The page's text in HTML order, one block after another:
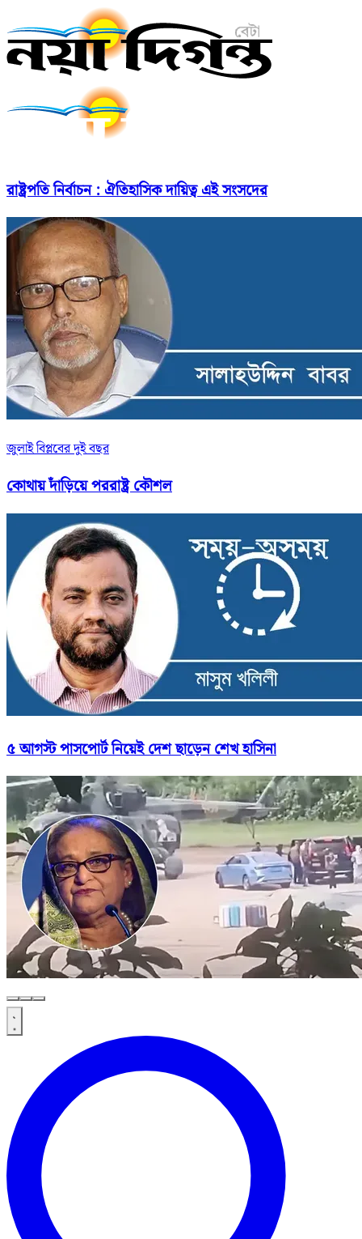
রাষ্ট্রপতি নির্বাচন : ঐতিহাসিক দায়িত্ব এই সংসদের
জুলাই বিপ্লবের দুই বছর
কোথায় দাঁড়িয়ে পররাষ্ট্র কৌশল
৫ আগস্ট পাসপোর্ট নিয়েই দেশ ছাড়েন শেখ হাসিনা